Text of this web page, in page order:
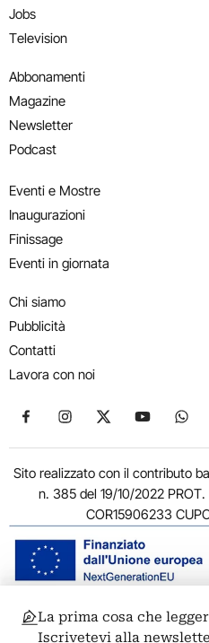
Jobs
Television
Abbonamenti
Magazine
Newsletter
Podcast
Eventi e Mostre
Inaugurazioni
Finissage
Eventi in giornata
Chi siamo
Pubblicità
Contatti
Lavora con noi
Seguici su Facebook
Seguici su Instagram
Seguici su X
Seguici su
Sito realizzato con il contributo
n. 385 del 19/10/2022
COR15906233
© 2011-2026 ARTRIBUNE srl –
La prima cosa che
Iscrivetevi alla